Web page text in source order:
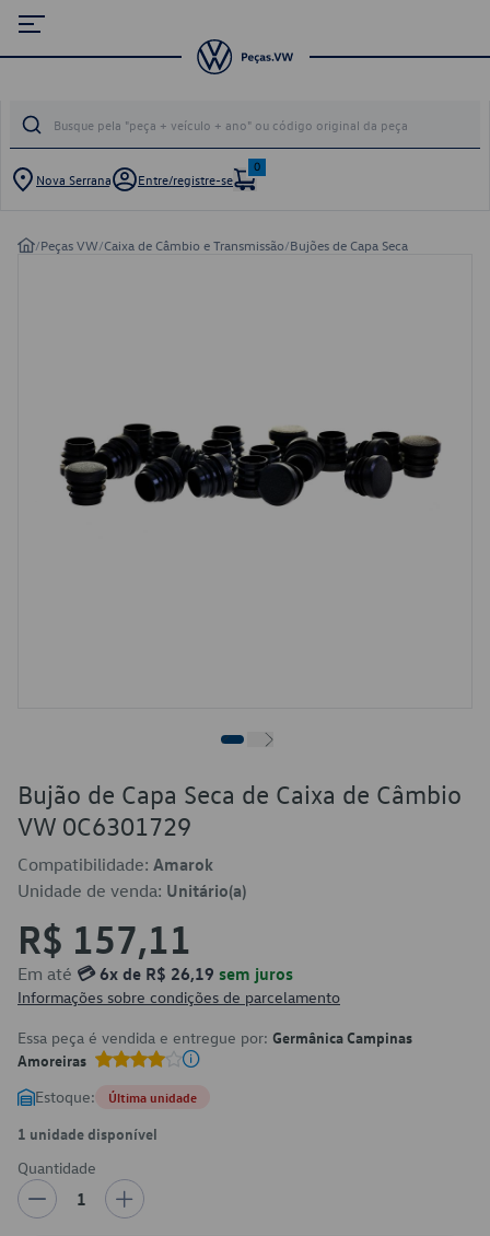
Nova Serrana Entre/registre-se
0
/Peças VW/Caixa de Câmbio e Transmissão/Bujões de Capa Seca
Bujão de Capa Seca de Caixa de Câmbio
VW 0C6301729
Compatibilidade: Amarok
Unidade de venda: Unitário(a)
R$ 157,11
Em até 💳 6x de R$ 26,19 sem juros
Informações sobre condições de parcelamento
Essa peça é vendida e entregue por: Germânica Campinas
Amoreiras
Estoque: Última unidade
1 unidade disponível
Quantidade
1